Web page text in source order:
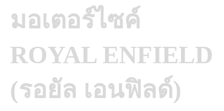
มอเตอร์ไซค์
ROYAL ENFIELD
(รอยัล เอนฟิลด์)